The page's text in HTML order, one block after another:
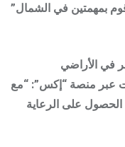
بمهمتين في الشمال”
في الأراضي
عبر منصة “إكس”: “مع
على الرعاية